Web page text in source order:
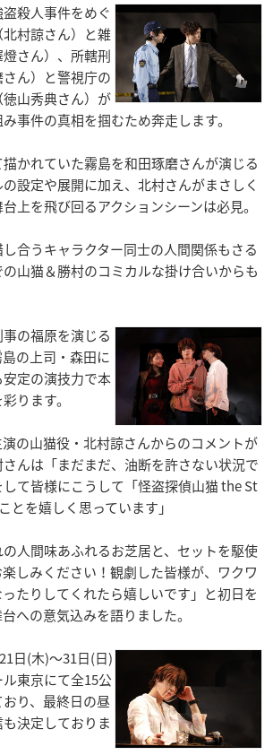
殺人事件をめぐ
村諒さん）と雑
さん）、所轄刑
ん）と警視庁の
山秀典さん）が
事件の真相を掴むため奔走します。
かれていた霧島を和田琢磨さんが演じる
設定や展開に加え、北村さんがまさしく
上を飛び回るアクションシーンは必見。
合うキャラクター同士の人間関係もさる
山猫＆勝村のコミカルな掛け合いからも
の福原を演じる
の上司・森田に
定の演技力で本
ります。
の山猫役・北村諒さんからのコメントが
んは「まだまだ、油断を許さない状況で
て皆様にこうして「怪盗探偵山猫 the St
とを嬉しく思っています」
の人間味あふれるお芝居と、セットを駆使
しみください！観劇した皆様が、ワクワ
たりしてくれたら嬉しいです」と初日を
への意気込みを語りました。
日(木)～31日(日)
東京にて全15公
り、最終日の昼
決定しておりま